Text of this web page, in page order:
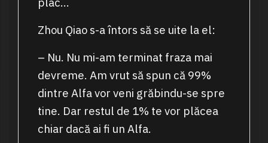
Zhou Qiao s-a întors să se uite la el:
– Nu. Nu mi-am terminat fraza mai
devreme. Am vrut să spun că 99%
dintre Alfa vor veni grăbindu-se spre
tine. Dar restul de 1% te vor plăcea
chiar dacă ai fi un Alfa.